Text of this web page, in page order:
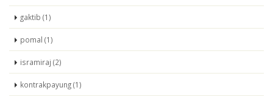
gaktib (1)
pomal (1)
isramiraj (2)
kontrakpayung (1)